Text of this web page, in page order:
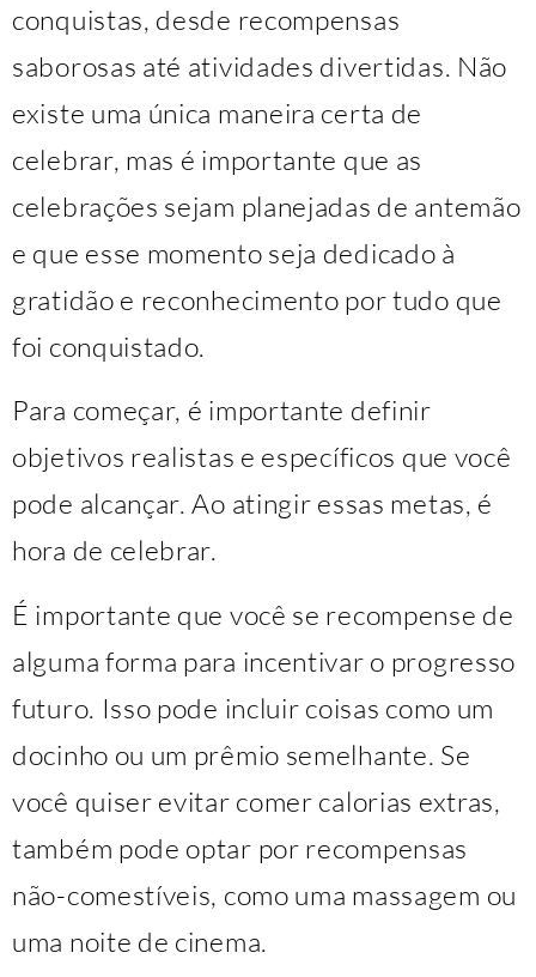
conquistas, desde recompensas
saborosas até atividades divertidas. Não
existe uma única maneira certa de
celebrar, mas é importante que as
celebrações sejam planejadas de antemão
e que esse momento seja dedicado à
gratidão e reconhecimento por tudo que
foi conquistado.
Para começar, é importante definir
objetivos realistas e específicos que você
pode alcançar. Ao atingir essas metas, é
hora de celebrar.
É importante que você se recompense de
alguma forma para incentivar o progresso
futuro. Isso pode incluir coisas como um
docinho ou um prêmio semelhante. Se
você quiser evitar comer calorias extras,
também pode optar por recompensas
não-comestíveis, como uma massagem ou
uma noite de cinema.